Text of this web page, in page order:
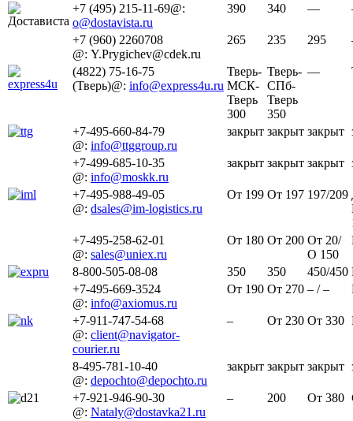
+7 (495) 215-11-69@:
o@dostavista.ru
390 340 —
+7 (960) 2260708
@: Y.Prygichev@cdek.ru
265 235 295
(4822) 75-16-75
(Тверь)@: info@express4u.ru
Тверь-
МСК-
Тверь
300
Тверь-
СПб-
Тверь
350
—
+7-495-660-84-79
@: info@ttggroup.ru
закрыт закрыт закрыт
+7-499-685-10-35
@: info@moskk.ru
закрыт закрыт закрыт
+7-495-988-49-05
@: dsales@im-logistics.ru
От 199 От 197 197/209
+7-495-258-62-01
@: sales@uniex.ru
От 180 От 200 От 20/
О 150
8-800-505-08-08 350 350 450/450
+7-495-669-3524
@: info@axiomus.ru
От 190 От 270 – / –
+7-911-747-54-68
@: client@navigator-
courier.ru
– От 230 От 330
8-495-781-10-40
@: depochto@depochto.ru
закрыт закрыт закрыт
+7-921-946-90-30
@: Nataly@dostavka21.ru
– 200 От 380